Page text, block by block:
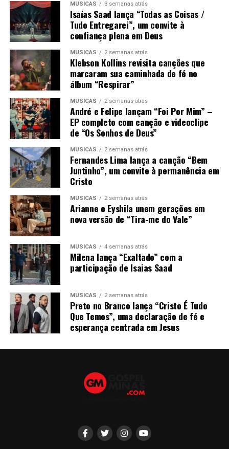
MÚSICAS 3 semanas atrás
Isaías Saad lança “Todas as Coisas /
Tudo Entregarei”, um convite à
confiança plena em Deus
MÚSICAS 2 semanas atrás
Klebson Kollins revisita canções que
marcaram sua caminhada de fé no
álbum “Respirar”
MÚSICAS 2 semanas atrás
André e Felipe lançam “Foi Por Mim” –
EP completo com canção e videoclipe
de “Os Sonhos de Deus”
MÚSICAS 2 semanas atrás
Fernandes Lima lança a canção “Bem
Juntinho”, um convite à permanência em
Cristo
MÚSICAS 2 semanas atrás
Arianne e Eyshila unem gerações em
nova versão de “Tira-me do Vale”
MÚSICAS 4 semanas atrás
Milena lança “Exaltado” com a
participação de Isaias Saad
MÚSICAS 2 semanas atrás
Preto no Branco lança “Cristo É Tudo
Que Temos”, uma declaração de fé e
esperança centrada em Jesus